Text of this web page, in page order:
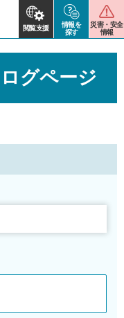
閲覧支援
情報を
探す
災害・安全
情報
グページ